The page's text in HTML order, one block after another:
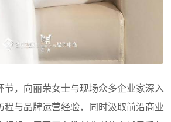
节，向丽荣女士与现场众多企业家深入
程与品牌运营经验，同时汲取前沿商业